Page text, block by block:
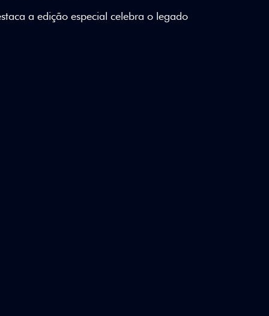
e detalhes em Citrus Green criam